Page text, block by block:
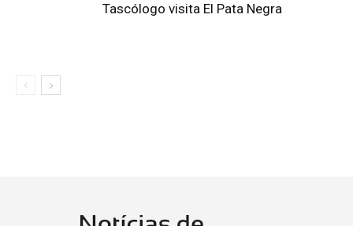
Tascólogo visita El Pata Negra